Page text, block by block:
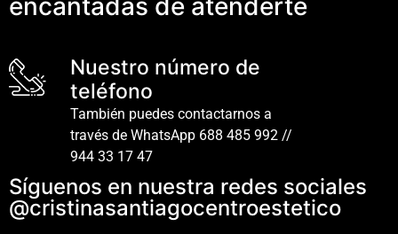
encantadas de atenderte
Nuestro número de
teléfono
También puedes contactarnos a
través de WhatsApp 688 485 992 //
944 33 17 47
Síguenos en nuestra redes sociales
@cristinasantiagocentroestetico